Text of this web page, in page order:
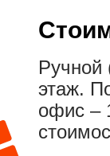
Ручной
этаж.
офис –